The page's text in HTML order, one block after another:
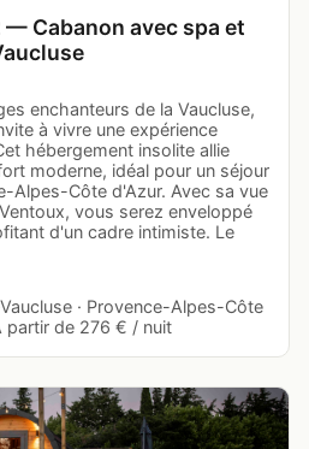
— Cabanon avec spa et
enchanteurs de la Vaucluse,
à vivre une expérience
hébergement insolite allie
moderne, idéal pour un séjour
Alpes-Côte d'Azur. Avec sa vue
vous serez enveloppé
d'un cadre intimiste. Le
· Provence-Alpes-Côte
partir de 276 € / nuit